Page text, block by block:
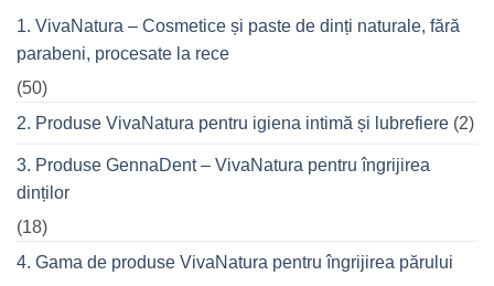
musculare
ale
de
care
seară
cu
în
oraș
1. VivaNatura – Cosmetice și paste de dinți naturale, fără
parabeni, procesate la rece
(50)
2. Produse VivaNatura pentru igiena intimă și lubrefiere (2)
3. Produse GennaDent – VivaNatura pentru îngrijirea
dinților
(18)
4. Gama de produse VivaNatura pentru îngrijirea părului